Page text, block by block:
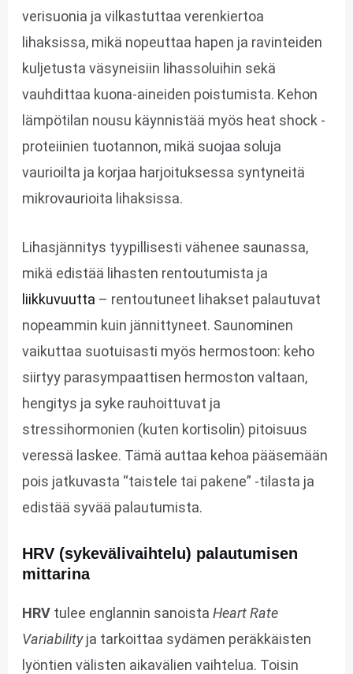
verisuonia ja vilkastuttaa verenkiertoa
lihaksissa, mikä nopeuttaa hapen ja ravinteiden
kuljetusta väsyneisiin lihassoluihin sekä
vauhdittaa kuona-aineiden poistumista​. Kehon
lämpötilan nousu käynnistää myös heat shock -
proteiinien tuotannon, mikä suojaa soluja
vaurioilta ja korjaa harjoituksessa syntyneitä
mikrovaurioita lihaksissa​.
Lihasjännitys tyypillisesti vähenee saunassa,
mikä edistää lihasten rentoutumista ja
liikkuvuutta – rentoutuneet lihakset palautuvat
nopeammin kuin jännittyneet​. Saunominen
vaikuttaa suotuisasti myös hermostoon: keho
siirtyy parasympaattisen hermoston valtaan,
hengitys ja syke rauhoittuvat ja
stressihormonien (kuten kortisolin) pitoisuus
veressä laskee​. Tämä auttaa kehoa pääsemään
pois jatkuvasta “taistele tai pakene” -tilasta ja
edistää syvää palautumista.
HRV (sykevälivaihtelu) palautumisen
mittarina
HRVtulee englannin sanoista Heart Rate
Variabilityja tarkoittaa sydämen peräkkäisten
lyöntien välisten aikavälien vaihtelua. Toisin